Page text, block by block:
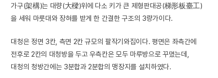
가구(架構)는 대량(大樑)위에 다소 키가 큰 제형판대공(梯形板臺工)
을 세워 마룻대와 장혀를 받게 한 간결한 구조의 3량가이다.
대청은 정면 3칸, 측면 2칸 규모의 팔작기와집이다. 평면은 좌측간에
전후로 2칸의 대청방을 두고 우측칸은 모두 마루방으로 꾸몄는데,
대청의 청방간에는 3분합과 2분합의 맹장지를 설치하였다.